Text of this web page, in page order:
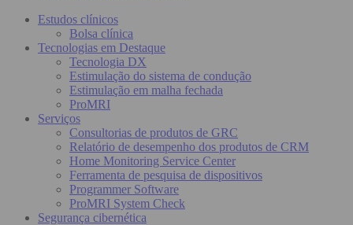
Estudos clínicos
Bolsa clínica
Tecnologias em Destaque
Tecnologia DX
Estimulação do sistema de condução
Estimulação em malha fechada
ProMRI
Serviços
Consultorias de produtos de GRC
Relatório de desempenho dos produtos de CRM
Home Monitoring Service Center
Ferramenta de pesquisa de dispositivos
Programmer Software
ProMRI System Check
Segurança cibernética